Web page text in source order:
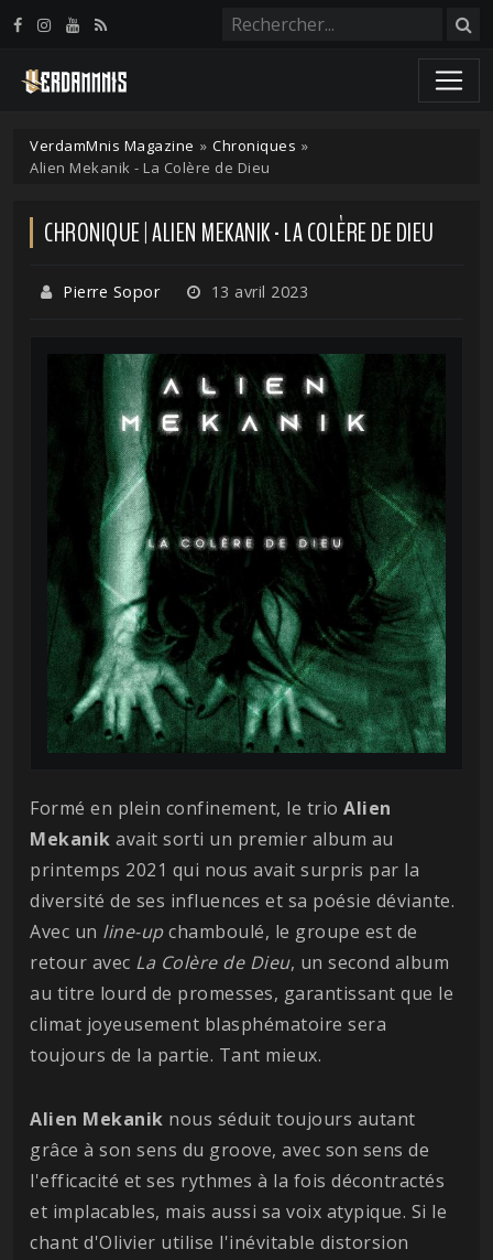
VerdamMnis Magazine » Chroniques »
Alien Mekanik - La Colère de Dieu
CHRONIQUE | ALIEN MEKANIK - LA COLÈRE DE DIEU
Pierre Sopor 13 avril 2023
Formé en plein confinement, le trio Alien
Mekanik avait sorti un premier album au
printemps 2021 qui nous avait surpris par la
diversité de ses influences et sa poésie déviante.
Avec un line-upchamboulé, le groupe est de
retour avec La Colère de Dieu, un second album
au titre lourd de promesses, garantissant que le
climat joyeusement blasphématoire sera
toujours de la partie. Tant mieux.
Alien Mekanik nous séduit toujours autant
grâce à son sens du groove, avec son sens de
l'efficacité et ses rythmes à la fois décontractés
et implacables, mais aussi sa voix atypique. Si le
chant d'Olivier utilise l'inévitable distorsion
Panneau de gestion des cookies